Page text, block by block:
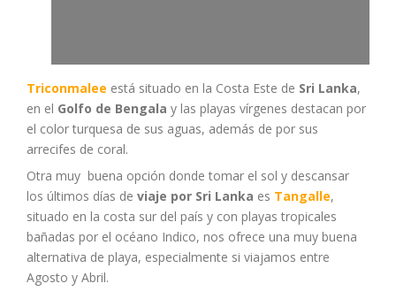
Triconmalee está situado en la Costa Este de Sri Lanka,
en el Golfo de Bengalay las playas vírgenes destacan por
el color turquesa de sus aguas, además de por sus
arrecifes de coral.
Otra muy buena opción donde tomar el sol y descansar
los últimos días deviaje por Sri Lanka es Tangalle,
situado en la costa sur del país y con playas tropicales
bañadas por el océano Indico, nos ofrece una muy buena
alternativa de playa, especialmente si viajamos entre
Agosto y Abril.